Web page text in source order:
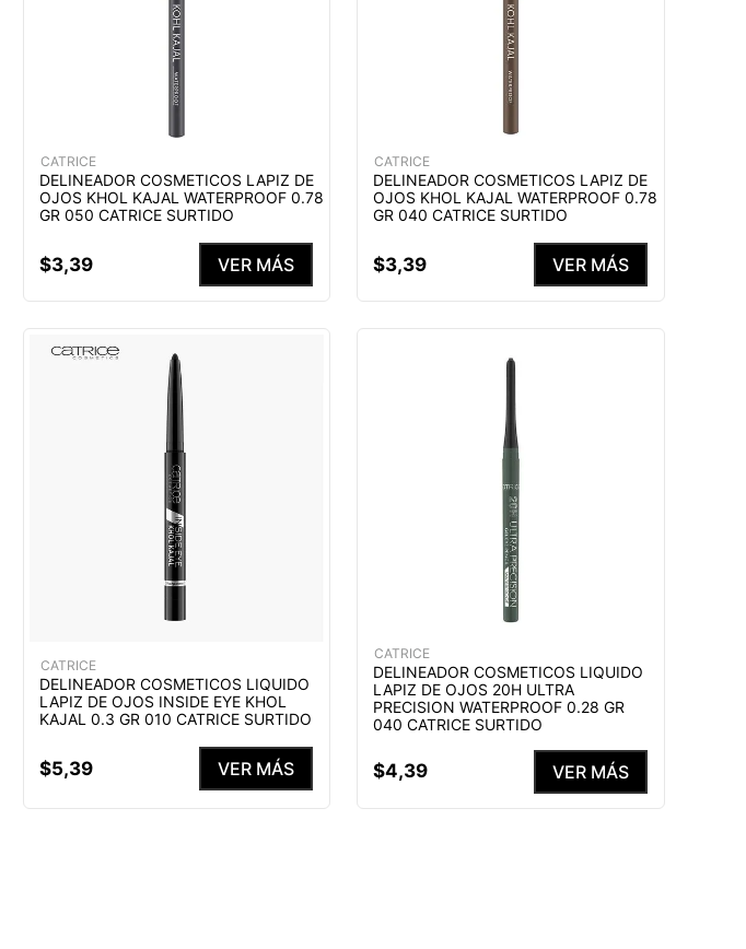
CATRICE
DELINEADOR COSMETICOS LAPIZ DE
OJOS KHOL KAJAL WATERPROOF 0.78
GR 050 CATRICE SURTIDO
$3,39 VER MÁS
CATRICE
DELINEADOR COSMETICOS LAPIZ DE
OJOS KHOL KAJAL WATERPROOF 0.78
GR 040 CATRICE SURTIDO
$3,39 VER MÁS
CATRICE
DELINEADOR COSMETICOS LIQUIDO
LAPIZ DE OJOS INSIDE EYE KHOL
KAJAL 0.3 GR 010 CATRICE SURTIDO
$5,39 VER MÁS
CATRICE
DELINEADOR COSMETICOS LIQUIDO
LAPIZ DE OJOS 20H ULTRA
PRECISION WATERPROOF 0.28 GR
040 CATRICE SURTIDO
$4,39 VER MÁS